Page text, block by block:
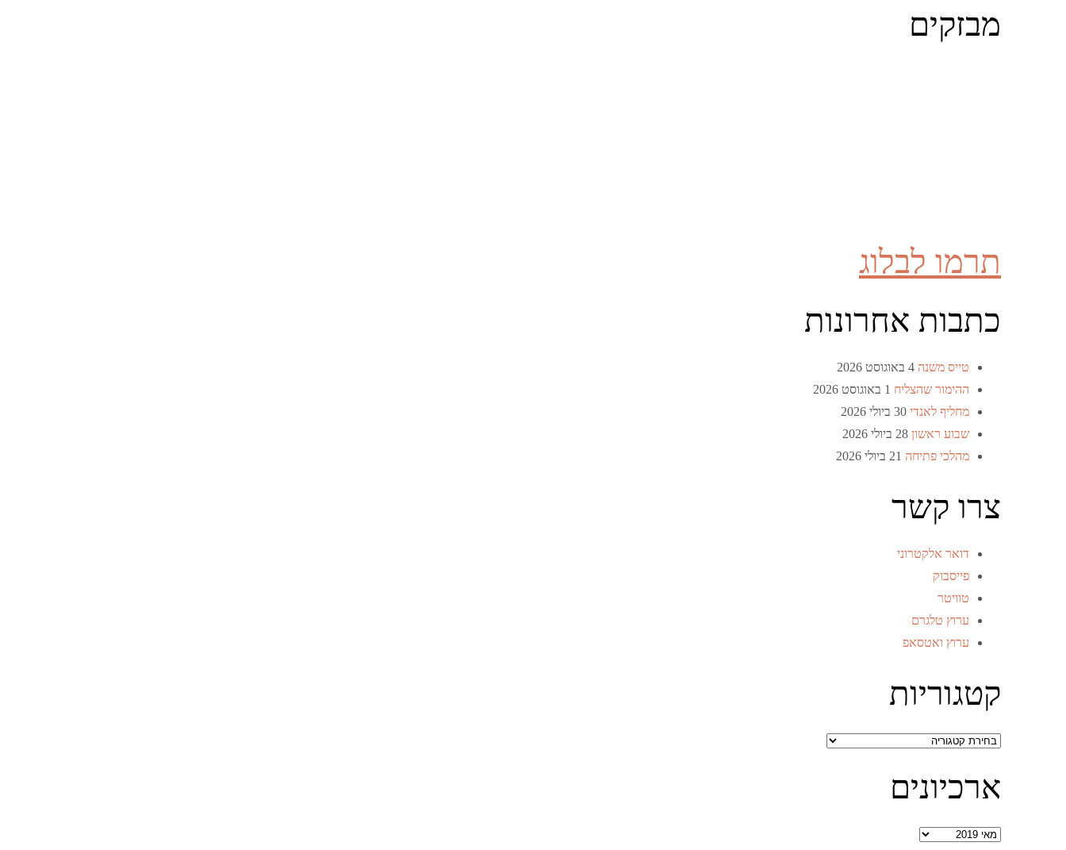
מבזקים
תרמו לבלוג
כתבות אחרונות
טייס משנה 4 באוגוסט 2026
ההימור שהצליח 1 באוגוסט 2026
מחליף לאנדי 30 ביולי 2026
שבוע ראשון 28 ביולי 2026
מהלכי פתיחה 21 ביולי 2026
צרו קשר
דואר אלקטרוני
פייסבוק
טוויטר
ערוץ טלגרם
ערוץ ואטסאפ
קטגוריות
קטגוריות
ארכיונים
ארכיונים